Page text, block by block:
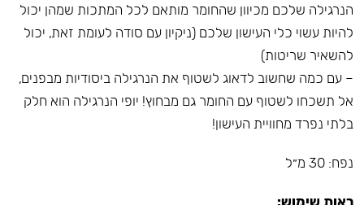
הנרגילה שלכם מכיוון שהחומר מותאם לכל המתכות שמהן יכול
להיות עשוי כלי העישון שלכם (ניקיון עם סודה לעומת זאת, יכול
להשאיר שריטות)
– עם כמה שחשוב לדאוג לשטוף את הנרגילה ביסודיות מבפנים,
אל תשכחו לשטוף עם החומר גם מבחוץ! יופי הנרגילה הוא חלק
בלתי נפרד מחוויית העישון!
נפח: 30 מ״ל
ראות שימוש: